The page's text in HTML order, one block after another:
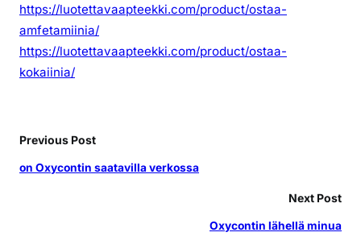
https://luotettavaapteekki.com/product/ostaa-
amfetamiinia/
https://luotettavaapteekki.com/product/ostaa-
kokaiinia/
Previous Post
on Oxycontin saatavilla verkossa
Next Post
Oxycontin lähellä minua